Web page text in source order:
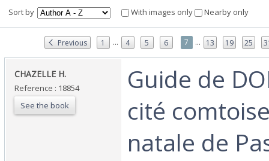
Sort by With images only Nearby only
Previous 1 ... 4 5 6 7 ... 13 19 25
‎CHAZELLE H.‎
Reference : 18854
See the book
‎Guide de
cité
natale de